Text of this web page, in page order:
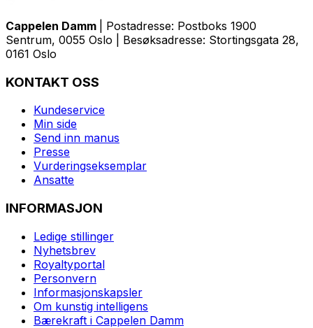
Cappelen Damm
| Postadresse: Postboks 1900
Sentrum, 0055 Oslo | Besøksadresse: Stortingsgata 28,
0161 Oslo
KONTAKT OSS
Kundeservice
Min side
Send inn manus
Presse
Vurderingseksemplar
Ansatte
INFORMASJON
Ledige stillinger
Nyhetsbrev
Royaltyportal
Personvern
Informasjonskapsler
Om kunstig intelligens
Bærekraft i Cappelen Damm